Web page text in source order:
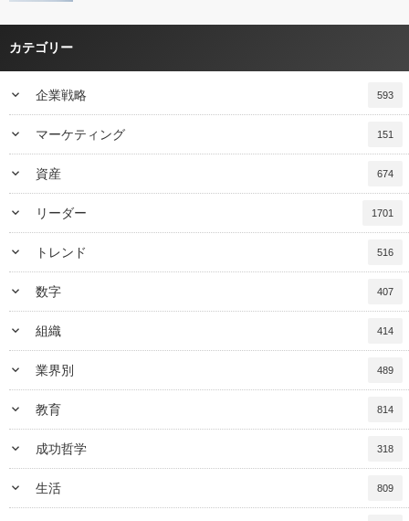
カテゴリー
keyboard_arrow_down 企業戦略 593
keyboard_arrow_down マーケティング 151
keyboard_arrow_down 資産 674
keyboard_arrow_down リーダー 1701
keyboard_arrow_down トレンド 516
keyboard_arrow_down 数字 407
keyboard_arrow_down 組織 414
keyboard_arrow_down 業界別 489
keyboard_arrow_down 教育 814
keyboard_arrow_down 成功哲学 318
keyboard_arrow_down 生活 809